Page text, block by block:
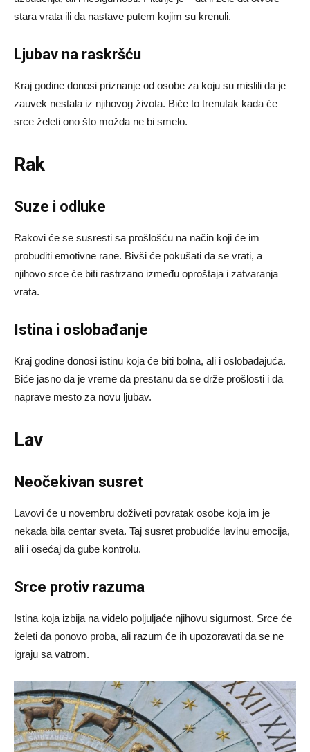
stara vrata ili da nastave putem kojim su krenuli.
Ljubav na raskršću
Kraj godine donosi priznanje od osobe za koju su mislili da je
zauvek nestala iz njihovog života. Biće to trenutak kada će
srce želeti ono što možda ne bi smelo.
Rak
Suze i odluke
Rakovi će se susresti sa prošlošću na način koji će im
probuditi emotivne rane. Bivši će pokušati da se vrati, a
njihovo srce će biti rastrzano između oproštaja i zatvaranja
vrata.
Istina i oslobađanje
Kraj godine donosi istinu koja će biti bolna, ali i oslobađajuća.
Biće jasno da je vreme da prestanu da se drže prošlosti i da
naprave mesto za novu ljubav.
Lav
Neočekivan susret
Lavovi će u novembru doživeti povratak osobe koja im je
nekada bila centar sveta. Taj susret probudiće lavinu emocija,
ali i osećaj da gube kontrolu.
Srce protiv razuma
Istina koja izbija na videlo poljuljaće njihovu sigurnost. Srce će
želeti da ponovo proba, ali razum će ih upozoravati da se ne
igraju sa vatrom.